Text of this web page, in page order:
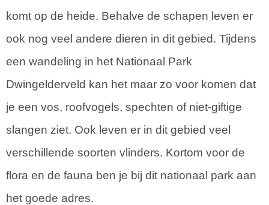
komt op de heide. Behalve de schapen leven er
ook nog veel andere dieren in dit gebied. Tijdens
een wandeling in het Nationaal Park
Dwingelderveld kan het maar zo voor komen dat
je een vos, roofvogels, spechten of niet-giftige
slangen ziet. Ook leven er in dit gebied veel
verschillende soorten vlinders. Kortom voor de
flora en de fauna ben je bij dit nationaal park aan
het goede adres.